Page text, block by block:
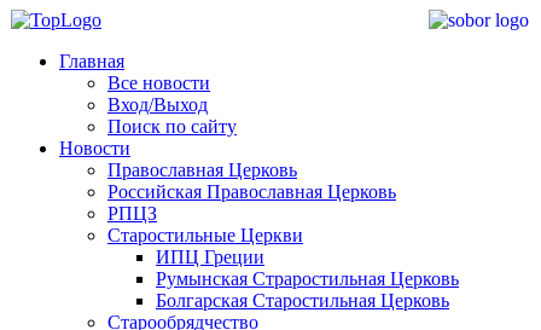
Главная
Все новости
Вход/Выход
Поиск по сайту
Новости
Православная Церковь
Российская Православная Церковь
РПЦЗ
Старостильные Церкви
ИПЦ Греции
Румынская Страростильная Церковь
Болгарская Старостильная Церковь
Старообрядчество